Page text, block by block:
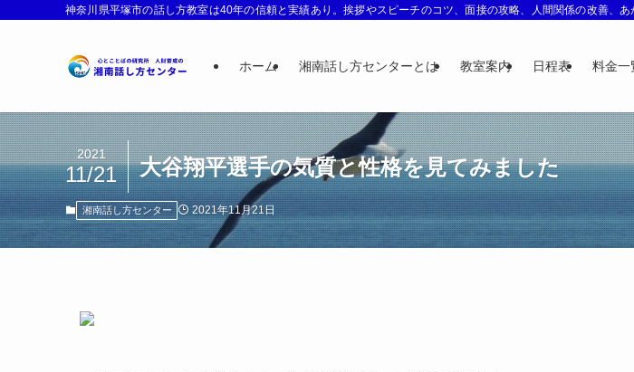
神奈川県平塚市の話し方教室は40年の信頼と実績あり。挨拶やスピーチのコツ、面接の攻略、人間関係の改善、
ホーム 湘南話し方センターとは 教室案内 日程表 料金一
大谷翔平選手の気質と性格を見てみました
2021
11/21
湘南話し方センター 2021年11月21日